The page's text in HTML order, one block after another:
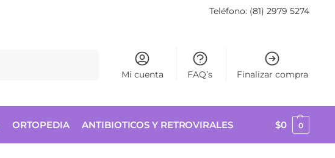
Teléfono: (81) 2979 5274
Mi cuenta FAQ’s Finalizar compra
ORTOPEDIA ANTIBIOTICOS Y RETROVIRALES $0 0